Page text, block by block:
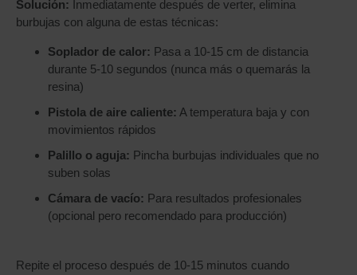
Solución: Inmediatamente después de verter, elimina
burbujas con alguna de estas técnicas:
Soplador de calor: Pasa a 10-15 cm de distancia
durante 5-10 segundos (nunca más o quemarás la
resina)
Pistola de aire caliente: A temperatura baja y con
movimientos rápidos
Palillo o aguja: Pincha burbujas individuales que no
suben solas
Cámara de vacío: Para resultados profesionales
(opcional pero recomendado para producción)
Repite el proceso después de 10-15 minutos cuando